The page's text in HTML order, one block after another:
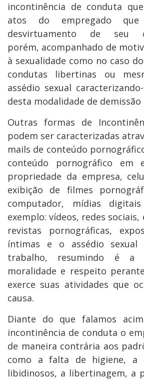
incontinência de conduta
atos do empregado
desvirtuamento de seu
porém, acompanhado de
à sexualidade como no caso
condutas libertinas ou
assédio sexual
desta modalidade de
Outras formas de
podem ser caracterizadas
mails de conteúdo
conteúdo pornográfico em
propriedade da empresa,
exibição de filmes
computador, mídias
exemplo: vídeos, redes
revistas pornográficas,
íntimas e o assédio sexual
trabalho, resumindo é
moralidade e respeito
exerce suas atividades que
causa.
Diante do que falamos
incontinência de conduta o
de maneira contrária aos
como a falta de higiene, a
libidinosos, a libertinagem, a